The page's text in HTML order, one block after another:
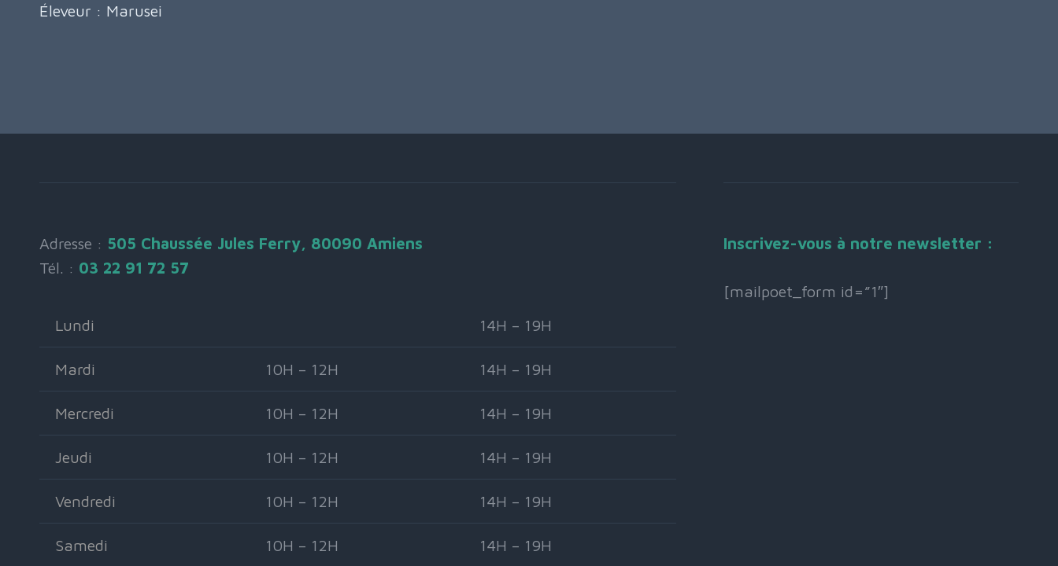
Éleveur : Marusei
Adresse : 505 Chaussée Jules Ferry, 80090 Amiens
Tél. : 03 22 91 72 57
Lundi 14H – 19H
Mardi 10H – 12H 14H – 19H
Mercredi 10H – 12H 14H – 19H
Jeudi 10H – 12H 14H – 19H
Vendredi 10H – 12H 14H – 19H
Samedi 10H – 12H 14H – 19H
Inscrivez-vous à notre newsletter :
[mailpoet_form id=”1″]